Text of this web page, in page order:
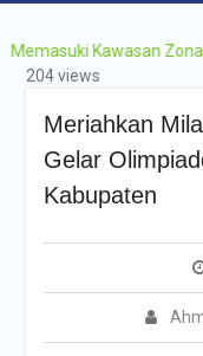
Kawasan Zona
204 views
Meriahkan
Gelar
Kabupaten